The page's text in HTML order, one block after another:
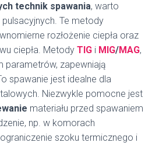
technik spawania, warto
Te metody
rozłożenie ciepła oraz
ciepła. Metody TIG i MIG/MAG,
parametrów, zapewniają
spawanie jest idealne dla
Niezwykle pomocne jest
materiału przed spawaniem
np. w komorach
szoku termicznego i